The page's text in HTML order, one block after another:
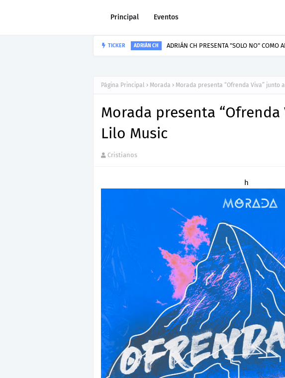
Principal Eventos
TICKER HOWARD GRIPP Howard Gripp presenta “Welcome
Página Principal Morada Morada presenta “Ofrenda Viva” junto
Morada presenta “Ofrenda
Lilo Music
Cristianos
h